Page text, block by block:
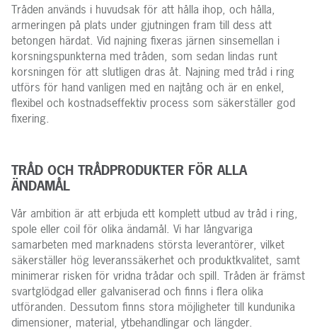
Tråden används i huvudsak för att hålla ihop, och hålla,
armeringen på plats under gjutningen fram till dess att
betongen härdat. Vid najning fixeras järnen sinsemellan i
korsningspunkterna med tråden, som sedan lindas runt
korsningen för att slutligen dras åt. Najning med tråd i ring
utförs för hand vanligen med en najtång och är en enkel,
flexibel och kostnadseffektiv process som säkerställer god
fixering.
TRÅD OCH TRÅDPRODUKTER FÖR ALLA
ÄNDAMÅL
Vår ambition är att erbjuda ett komplett utbud av tråd i ring,
spole eller coil för olika ändamål. Vi har långvariga
samarbeten med marknadens största leverantörer, vilket
säkerställer hög leveranssäkerhet och produktkvalitet, samt
minimerar risken för vridna trådar och spill. Tråden är främst
svartglödgad eller galvaniserad och finns i flera olika
utföranden. Dessutom finns stora möjligheter till kundunika
dimensioner, material, ytbehandlingar och längder.